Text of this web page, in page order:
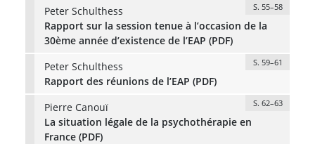
Peter Schulthess
S. 55–58
Rapport sur la session tenue à l’occasion de la
30ème année d’existence de l’EAP (PDF)
Peter Schulthess
S. 59–61
Rapport des réunions de l’EAP (PDF)
Pierre Canouï
S. 62–63
La situation légale de la psychothérapie en
France (PDF)